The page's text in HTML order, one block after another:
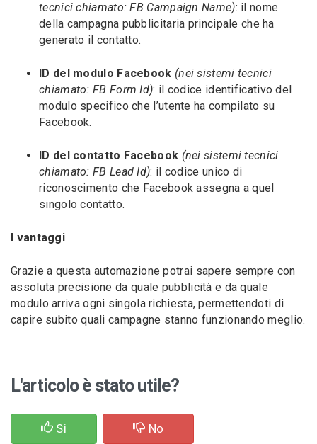
tecnici chiamato: FB Campaign Name): il nome
della campagna pubblicitaria principale che ha
generato il contatto.
ID del modulo Facebook (nei sistemi tecnici
chiamato: FB Form Id): il codice identificativo del
modulo specifico che l’utente ha compilato su
Facebook.
ID del contatto Facebook (nei sistemi tecnici
chiamato: FB Lead Id): il codice unico di
riconoscimento che Facebook assegna a quel
singolo contatto.
I vantaggi
Grazie a questa automazione potrai sapere sempre con
assoluta precisione da quale pubblicità e da quale
modulo arriva ogni singola richiesta, permettendoti di
capire subito quali campagne stanno funzionando meglio.
L'articolo è stato utile?
Si No